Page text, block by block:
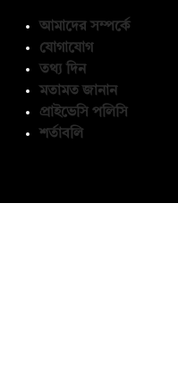
আমাদের সম্পর্কে
যোগাযোগ
তথ্য দিন
মতামত জানান
প্রাইভেসি পলিসি
শর্তাবলি